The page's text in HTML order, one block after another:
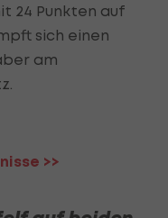
24 Punkten auf
sich einen
am
>>